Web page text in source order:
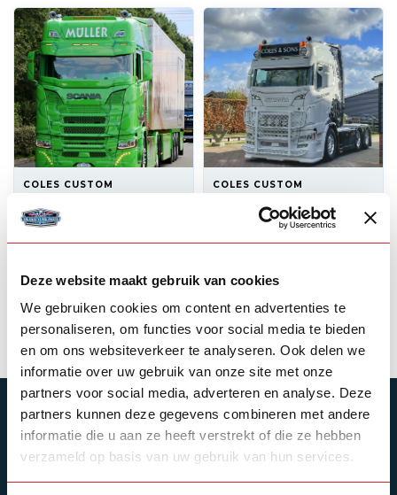
Deze website maakt gebruik van cookies
We gebruiken cookies om content en advertenties te
personaliseren, om functies voor social media te bieden
en om ons websiteverkeer te analyseren. Ook delen we
informatie over uw gebruik van onze site met onze
partners voor social media, adverteren en analyse. Deze
partners kunnen deze gegevens combineren met andere
informatie die u aan ze heeft verstrekt of die ze hebben
verzameld op basis van uw gebruik van hun services.
COLES CUSTOM
Windscreenguard
--,-- Out of stock
COLES CUSTOM
Coles Custom Lower
Windscreenguard
--,--
View product
SUBSCRIBE TO OUR NEWSLETTER
Stay up to date with our latest offers